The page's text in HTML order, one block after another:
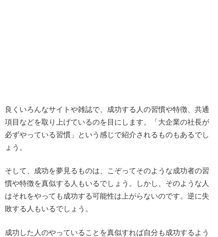
良くいろんなサイトや雑誌で、成功する人の習慣や特徴、共通
項目などを取り上げているのを目にします。「大企業の社長が
必ずやっている習慣」という感じで紹介されるものもあるでし
ょう。
そして、成功を夢見るものは、こぞってそのような成功者の習
慣や特徴を真似する人もいるでしょう。しかし、そのような人
はそれをやっても成功する可能性は上がらないのです。逆に失
敗する人もいるでしょう。
成功した人のやっていることを真似すれば自分も成功するよう